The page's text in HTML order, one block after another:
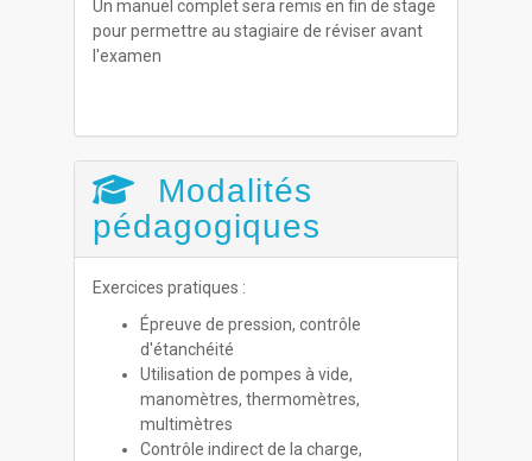
Un manuel complet sera remis en fin de stage
pour permettre au stagiaire de réviser avant
l'examen
Modalités
pédagogiques
Exercices pratiques :
Épreuve de pression, contrôle
d'étanchéité
Utilisation de pompes à vide,
manomètres, thermomètres,
multimètres
Contrôle indirect de la charge,